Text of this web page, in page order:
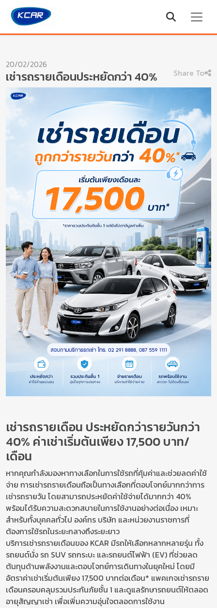
20/02/2026
เช่ารถรายเดือนประหยัดกว่า 40% Share To
เช่ารถรายเดือน ประหยัดกว่ารายวันกว่า
40% ค่าเช่าเริ่มต้นเพียง 17,500 บาท/
เดือน
หากคุณกำลังมองหาทางเลือกในการใช้รถที่คุ้มค่าและช่วยลดค่าใช้
จ่าย การเช่ารถรายเดือนถือเป็นทางเลือกที่ตอบโจทย์มากกว่าการ
เช่ารถรายวัน โดยสามารถประหยัดค่าใช้จ่ายได้มากกว่า 40%
พร้อมได้รับความสะดวกสบายในการใช้งานอย่างต่อเนื่อง เหมาะ
สำหรับทั้งบุคคลทั่วไป องค์กร บริษัท และหน่วยงานราชการที่
ต้องการใช้รถในระยะกลางถึงระยะยาว
บริการเช่ารถรายเดือนของ KCAR มีรถให้เลือกหลากหลายรุ่น ทั้ง
รถยนต์นั่ง รถ SUV รถกระบะ และรถยนต์ไฟฟ้า (EV) ที่ช่วยลด
ต้นทุนด้านพลังงานและตอบโจทย์การเดินทางในยุคใหม่ โดยมี
อัตราค่าเช่าเริ่มต้นเพียง 17,500 บาทต่อเดือน* แพคเกจเช่ารถราย
เดือนครอบคลุมรวมประกันภัยชั้น 1 และดูแลรักษารถยนต์ให้ตลอด
อายุสัญญาเช่า เพื่อเพิ่มความอุ่นใจตลอดการใช้งาน